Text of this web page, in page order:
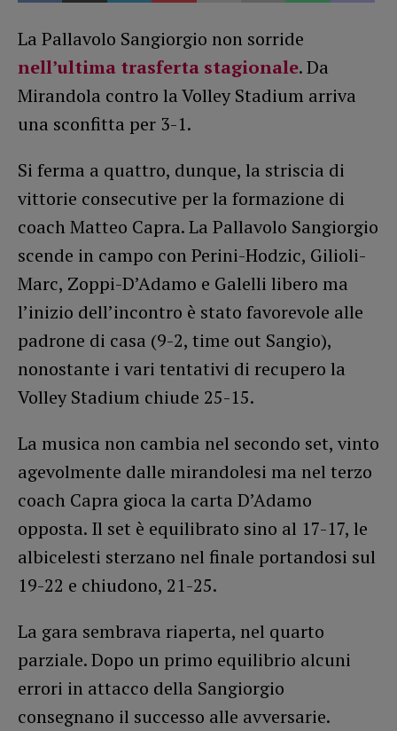
La Pallavolo Sangiorgio non sorride
nell’ultima trasferta stagionale. Da
Mirandola contro la Volley Stadium arriva
una sconfitta per 3-1.
Si ferma a quattro, dunque, la striscia di
vittorie consecutive per la formazione di
coach Matteo Capra. La Pallavolo Sangiorgio
scende in campo con Perini-Hodzic, Gilioli-
Marc, Zoppi-D’Adamo e Galelli libero ma
l’inizio dell’incontro è stato favorevole alle
padrone di casa (9-2, time out Sangio),
nonostante i vari tentativi di recupero la
Volley Stadium chiude 25-15.
La musica non cambia nel secondo set, vinto
agevolmente dalle mirandolesi ma nel terzo
coach Capra gioca la carta D’Adamo
opposta. Il set è equilibrato sino al 17-17, le
albicelesti sterzano nel finale portandosi sul
19-22 e chiudono, 21-25.
La gara sembrava riaperta, nel quarto
parziale. Dopo un primo equilibrio alcuni
errori in attacco della Sangiorgio
consegnano il successo alle avversarie.